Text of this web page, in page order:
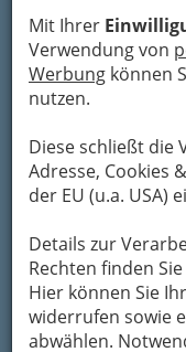
Mit Ihrer
Verwendung von
Werbung können
nutzen.
Diese schließt die
Adresse, Cookies
der EU (u.a. USA)
Details zur
Rechten finden
Hier können Sie
widerrufen sowie
abwählen.
Vom Angeln bis
Volleyball, vom
bis
Bogenschießen.
verbinden
Vereine. Ob
Trachtenverein,
soziale
Sammler und
vielfältig